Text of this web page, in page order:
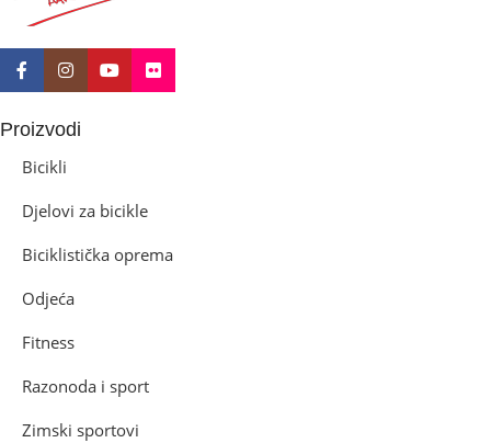
Proizvodi
Bicikli
Djelovi za bicikle
Biciklistička oprema
Odjeća
Fitness
Razonoda i sport
Zimski sportovi